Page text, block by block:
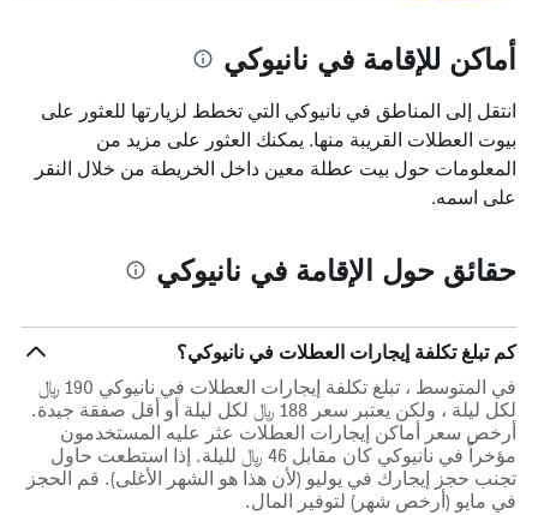
أماكن للإقامة في نانيوكي
انتقل إلى المناطق في نانيوكي التي تخطط لزيارتها للعثور على
بيوت العطلات القريبة منها. يمكنك العثور على مزيد من
المعلومات حول بيت عطلة معين داخل الخريطة من خلال النقر
على اسمه.
حقائق حول الإقامة في نانيوكي
كم تبلغ تكلفة إيجارات العطلات في نانيوكي؟
في المتوسط ، تبلغ تكلفة إيجارات العطلات في نانيوكي 190 ﷼
لكل ليلة ، ولكن يعتبر سعر 188 ﷼ لكل ليلة أو أقل صفقة جيدة.
أرخص سعر أماكن إيجارات العطلات عثر عليه المستخدمون
مؤخراً في نانيوكي كان مقابل 46 ﷼ لليلة. إذا استطعت حاول
تجنب حجز إيجارك في يوليو (لأن هذا هو الشهر الأغلى). قم الحجز
في مايو (أرخص شهر) لتوفير المال.